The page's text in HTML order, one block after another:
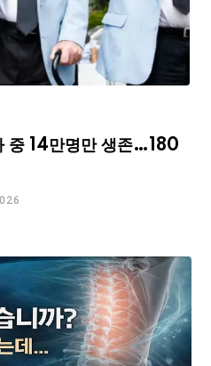
중 14만명만 생존…180